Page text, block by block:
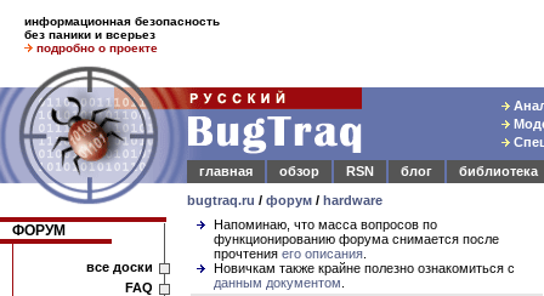
информационная безопасность
без паники и всерьез
подробно о проекте
главная
обзор RSN блог
библиотека
bugtraq.ru / форум / hardware
ФОРУМ
все доски
FAQ
Напоминаю, что масса вопросов по
функционированию форума снимается после
прочтения его описания
Новичкам также крайне полезно ознакомиться с
данным документом